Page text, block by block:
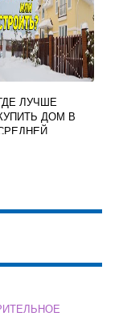
ЛУЧШЕ
ДОМ В